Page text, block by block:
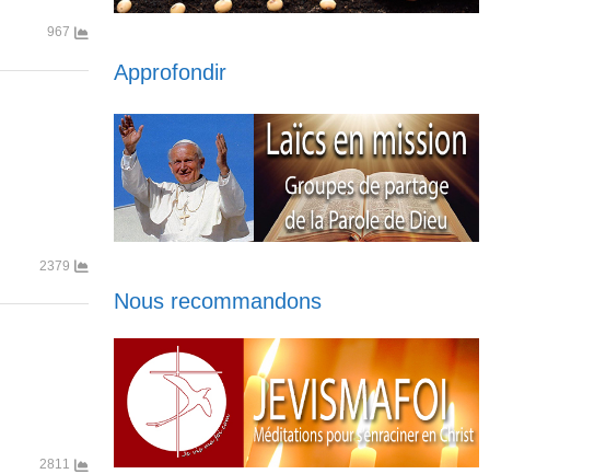
967
2379
2811
Approfondir
Nous recommandons